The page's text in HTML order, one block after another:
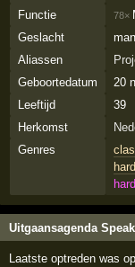
Functie
78×
Geslacht
man
Aliassen
Geboortedatum
20
Leeftijd
39
Herkomst
Genres
Uitgaansagenda
Laatste optreden was